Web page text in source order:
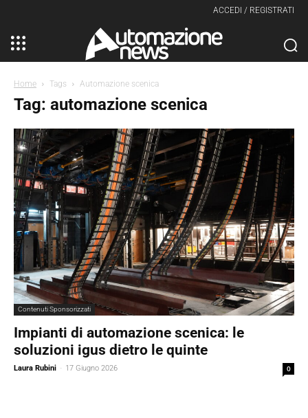
ACCEDI / REGISTRATI
Home Tags Automazione scenica
Tag: automazione scenica
Contenuti Sponsorizzati
Impianti di automazione scenica: le
soluzioni igus dietro le quinte
Laura Rubini - 17 Giugno 2026 0